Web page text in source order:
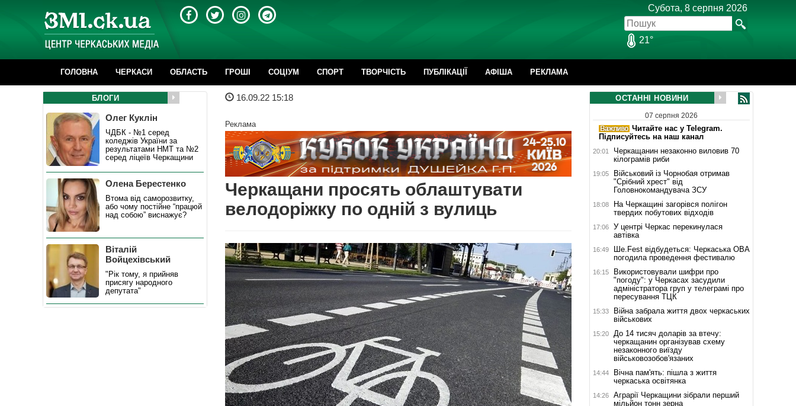
Субота, 8 серпня 2026
21°
ГОЛОВНА ЧЕРКАСИ ОБЛАСТЬ ГРОШІ CОЦІУМ СПОРТ ТВОРЧІСТЬ ПУБЛІКАЦІЇ АФІША РЕКЛАМА
16.09.22 15:18
Реклама
Черкащани просять облаштувати
велодоріжку по одній з вулиць
БЛОГИ
Олег Куклін
ЧДБК - №1 серед
коледжів України за
результатами НМТ та №2
серед ліцеїв Черкащини
Олена Берестенко
Втома від саморозвитку,
або чому постійне “працюй
над собою” виснажує?
Віталій
Войцехівський
"Рік тому, я прийняв
присягу народного
депутата"
ОСТАННІ НОВИНИ
07 серпня 2026
Читайте нас у Telegram.
Підписуйтесь на наш канал
20:01
Черкащанин незаконно виловив 70
кілограмів риби
19:05
Військовий із Чорнобая отримав
"Срібний хрест" від
Головнокомандувача ЗСУ
18:08
На Черкащині загорівся полігон
твердих побутових відходів
17:06
У центрі Черкас перекинулася
автівка
16:49
Ше.Fest відбудеться: Черкаська ОВА
погодила проведення фестивалю
16:15
Використовували шифри про
"погоду": у Черкасах засудили
адміністратора груп у телеграмі про
пересування ТЦК
15:33
Війна забрала життя двох черкаських
військових
15:20
До 14 тисяч доларів за втечу:
черкащанин організував схему
незаконного виїзду
військовозобов'язаних
14:44
Вічна пам'ять: пішла з життя
черкаська освітянка
14:26
Аграрії Черкащини зібрали перший
мільйон тонн зерна